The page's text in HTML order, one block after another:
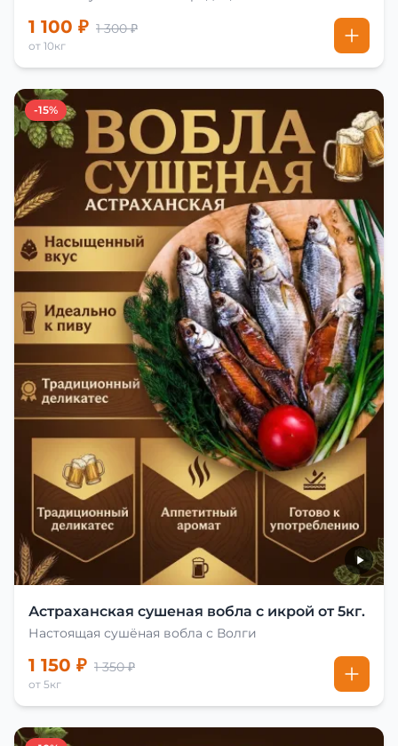
1 100 ₽ 1 300 ₽
от 10кг
-15%
Астраханская сушеная вобла с икрой от 5кг.
Настоящая сушёная вобла с Волги
1 150 ₽ 1 350 ₽
от 5кг